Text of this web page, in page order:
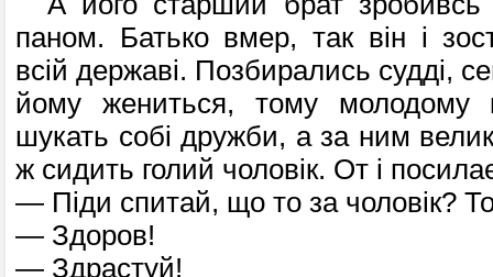
паном. Батько вмер, так він і
всій державі. Позбирались судді,
йому жениться, тому молодому
шукать собі дружби, а за ним
ж сидить голий чоловік. От і
— Піди спитай, що то за чоловік?
— Здоров!
— Здрастуй!